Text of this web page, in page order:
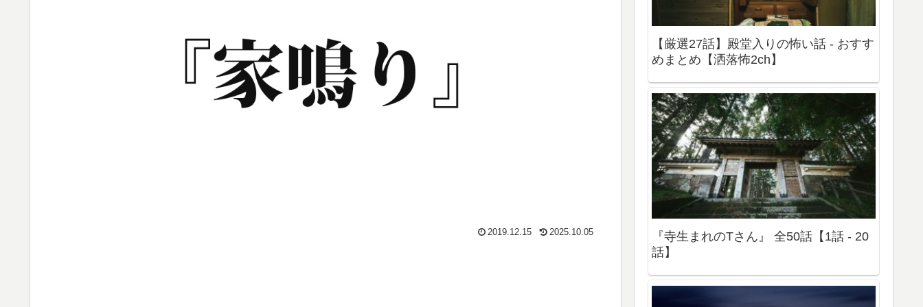
2019.12.15 2025.10.05
【厳選27話】殿堂入りの怖い話 - おすす
めまとめ【洒落怖2ch】
『寺生まれのTさん』 全50話【1話 - 20
話】